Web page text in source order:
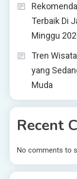
Terbaik Di
Minggu
Tren
yang
Muda
Recent
No comments to